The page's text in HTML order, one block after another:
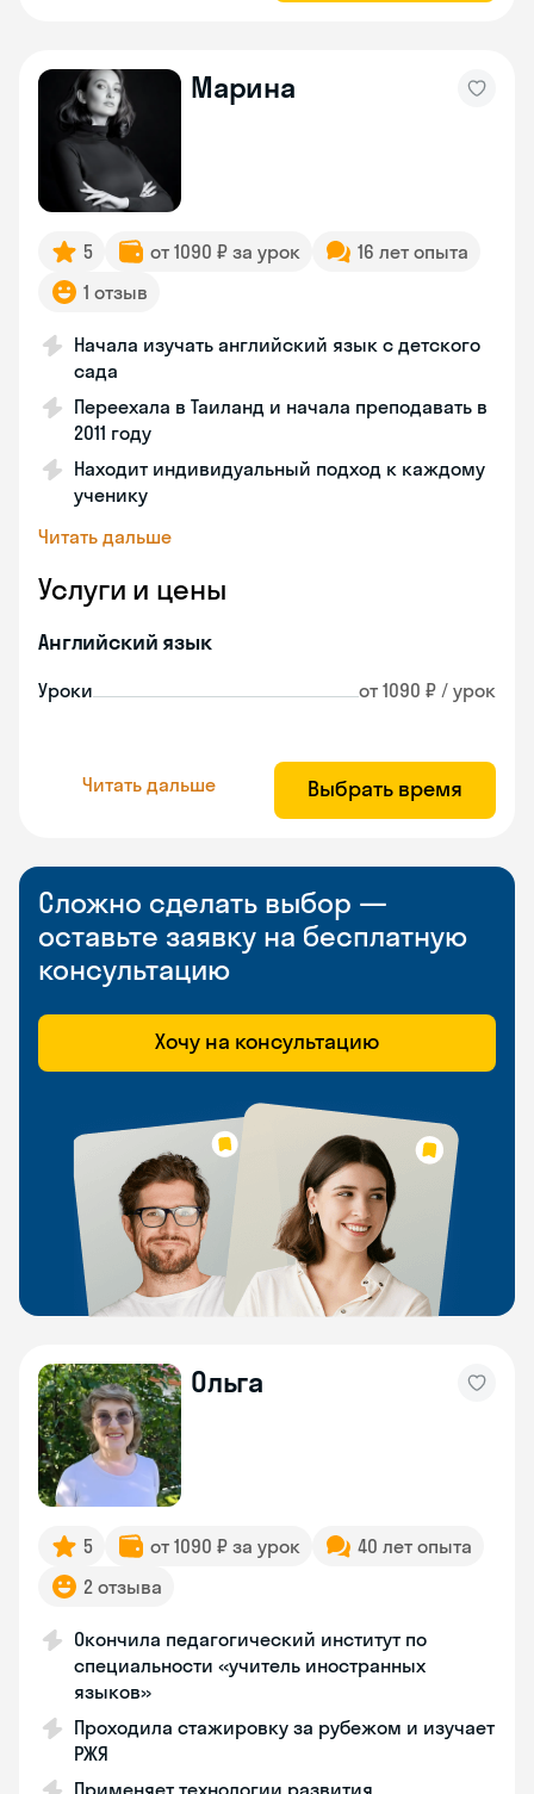
Марина
5 от 1090 ₽ за урок
16 лет опыта
1 отзыв
Начала изучать английский язык с детского
сада
Переехала в Таиланд и начала преподавать в
2011 году
Находит индивидуальный подход к каждому
ученику
Читать дальше
Услуги и цены
Английский язык
Уроки от 1090 ₽ / урок
Читать дальше Выбрать время
Сложно сделать выбор —
оставьте заявку на бесплатную
консультацию
Хочу на консультацию
Ольга
5 от 1090 ₽ за урок
40 лет опыта
2 отзыва
Окончила педагогический институт по
специальности «учитель иностранных
языков»
Проходила стажировку за рубежом и изучает
РЖЯ
Применяет технологии развития